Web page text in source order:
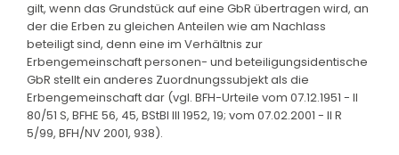
gilt, wenn das Grundstück auf eine GbR übertragen wird, an
der die Erben zu gleichen Anteilen wie am Nachlass
beteiligt sind, denn eine im Verhältnis zur
Erbengemeinschaft personen- und beteiligungsidentische
GbR stellt ein anderes Zuordnungssubjekt als die
Erbengemeinschaft dar (vgl. BFH-Urteile vom 07.12.1951 - II
80/51 S, BFHE 56, 45, BStBl III 1952, 19; vom 07.02.2001 - II R
5/99, BFH/NV 2001, 938).